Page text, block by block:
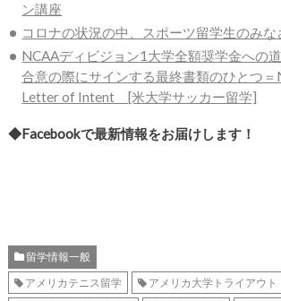
ン講座
コロナの状況の中、スポーツ留学生のみな
NCAAディビジョン1大学全額奨学金への
合意の際にサインする最終書類のひとつ
Letter of Intent [米大学サッカー留学]
◆Facebookで最新情報をお届けします！
留学情報一般
アメリカテニス留学
アメリカ大学トライアウト